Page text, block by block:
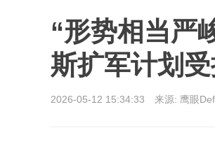
“形势相当严
斯扩军计划
2026-05-12 15:34:33 来源: 鹰眼